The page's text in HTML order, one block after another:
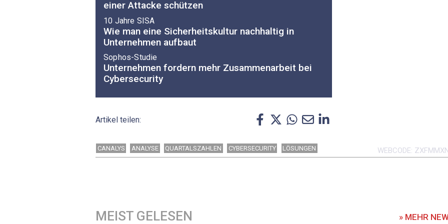
einer Attacke schützen
10 Jahre SISA
Wie man eine Sicherheitskultur nachhaltig in
Unternehmen aufbaut
Sophos-Studie
Unternehmen fordern mehr Zusammenarbeit bei
Cybersecurity
Artikel teilen:
CANALYS ANALYSE QUARTALSZAHLEN CYBERSECURITY LÖSUNGEN WEBCODE
MEIST GELESEN » MEHR